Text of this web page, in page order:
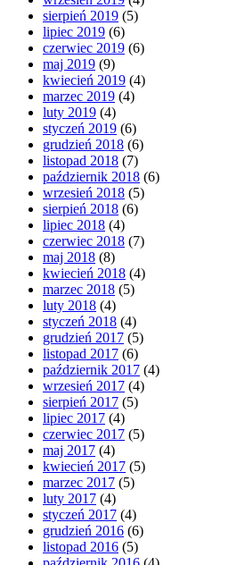
sierpień 2019 (5)
lipiec 2019 (6)
czerwiec 2019 (6)
maj 2019 (9)
kwiecień 2019 (4)
marzec 2019 (4)
luty 2019 (4)
styczeń 2019 (6)
grudzień 2018 (6)
listopad 2018 (7)
październik 2018 (6)
wrzesień 2018 (5)
sierpień 2018 (6)
lipiec 2018 (4)
czerwiec 2018 (7)
maj 2018 (8)
kwiecień 2018 (4)
marzec 2018 (5)
luty 2018 (4)
styczeń 2018 (4)
grudzień 2017 (5)
listopad 2017 (6)
październik 2017 (4)
wrzesień 2017 (4)
sierpień 2017 (5)
lipiec 2017 (4)
czerwiec 2017 (5)
maj 2017 (4)
kwiecień 2017 (5)
marzec 2017 (5)
luty 2017 (4)
styczeń 2017 (4)
grudzień 2016 (6)
listopad 2016 (5)